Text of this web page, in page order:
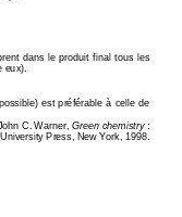
nt  dans  le  produit  final  tous  les
eux).
est préférable à celle de
C. Warner, Green chemistry :
Press, New York, 1998.